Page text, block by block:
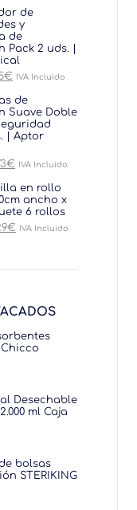
de
y
de
Pack 2 uds. |
€ El
actual
es:
18.15€.
IVA Incluido
de
Suave Doble
| Aptor
€ El
actual
es:
15.73€.
IVA Incluido
en rollo
ancho x
6 rollos
€ El
IVA Incluido
Desechable
ml Caja
bolsas
STERIKING